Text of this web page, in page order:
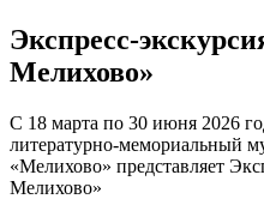
Экспресс-
Мелихово»
С 18 марта по 30 июня 2026
литературно-мемориальный
«Мелихово» представляет
Мелихово»